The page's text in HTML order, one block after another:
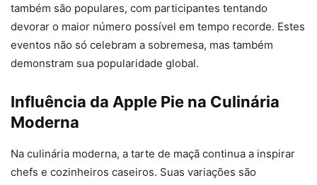
também são populares, com participantes tentando
devorar o maior número possível em tempo recorde. Estes
eventos não só celebram a sobremesa, mas também
demonstram sua popularidade global.
Influência da Apple Pie na Culinária
Moderna
Na culinária moderna, a tarte de maçã continua a inspirar
chefs e cozinheiros caseiros. Suas variações são